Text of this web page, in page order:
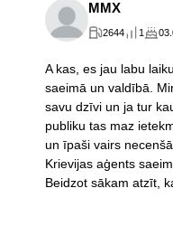
MMX
2644 1
A kas, es jau labu
saeimā un valdībā.
savu dzīvi un ja tur
publiku tas maz
un īpaši vairs
Krievijas aģents
Beidzot sākam atzīt,